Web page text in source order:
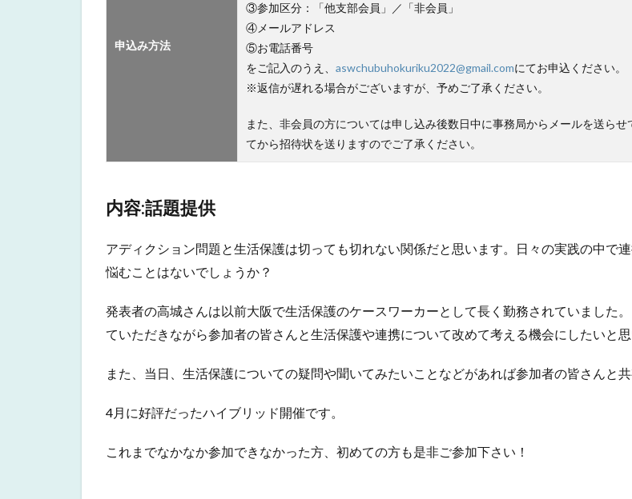
申込み方法
③参加区分：「他支部会員」／「非会員」
④メールアドレス
⑤お電話番号
をご記入のうえ、 aswchubuhokuriku2022@gmail.comにてお申込ください。
※返信が遅れる場合がございますが、予めご了承ください。
また、非会員の方については申し込み後数日中に事務局からメールを送ら
てから招待状を送りますのでご了承ください。
内容:話題提供
アディクション問題と生活保護は切っても切れない関係だと思います。日々の実践の中で
悩むことはないでしょうか？
発表者の高城さんは以前大阪で生活保護のケースワーカーとして長く勤務されていました
ていただきながら参加者の皆さんと生活保護や連携について改めて考える機会にしたいと思
また、当日、生活保護についての疑問や聞いてみたいことなどがあれば参加者の皆さんと
4月に好評だったハイブリッド開催です。
これまでなかなか参加できなかった方、初めての方も是非ご参加下さい！